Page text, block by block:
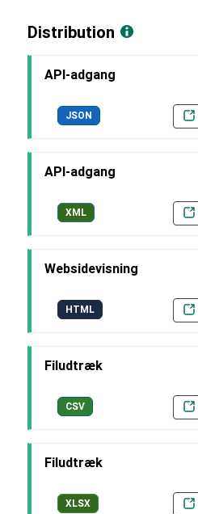
Distribution
API-adgang
JSON
API-adgang
XML
Websidevisning
HTML
Filudtræk
CSV
Filudtræk
XLSX